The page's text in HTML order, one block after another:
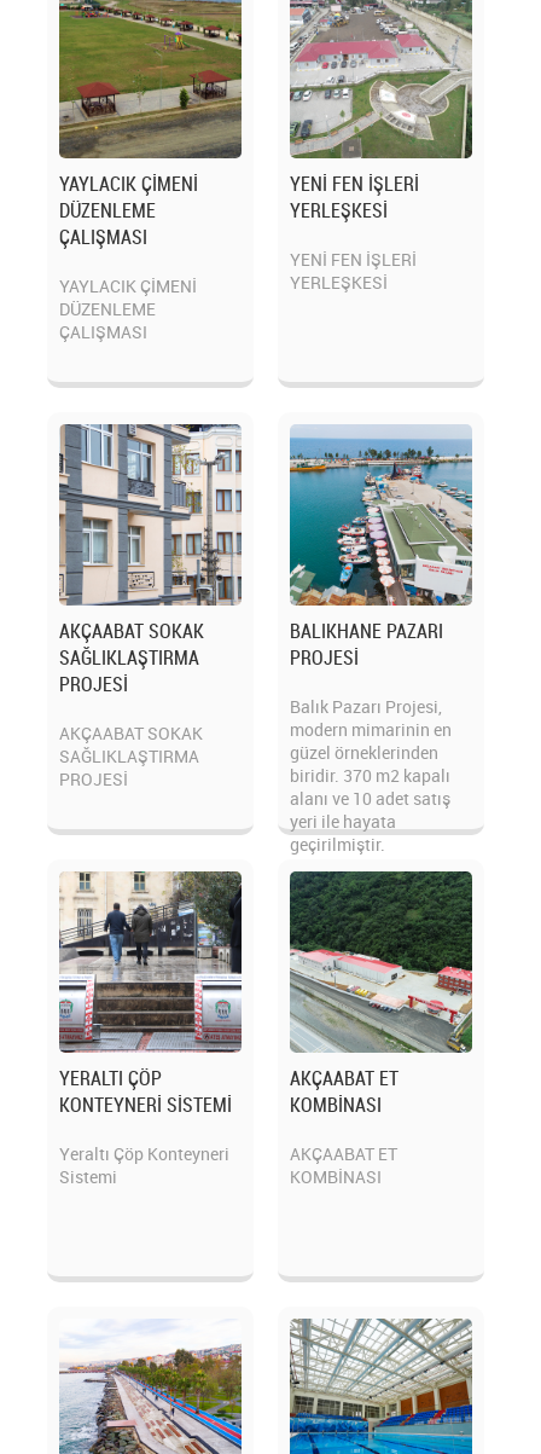
YAYLACIK ÇİMENİ
DÜZENLEME
ÇALIŞMASI
YAYLACIK ÇİMENİ
DÜZENLEME
ÇALIŞMASI
YENİ FEN İŞLERİ
YERLEŞKESİ
YENİ FEN İŞLERİ
YERLEŞKESİ
AKÇAABAT SOKAK
SAĞLIKLAŞTIRMA
PROJESİ
AKÇAABAT SOKAK
SAĞLIKLAŞTIRMA
PROJESİ
BALIKHANE PAZARI
PROJESİ
Balık Pazarı Projesi,
modern mimarinin en
güzel örneklerinden
biridir. 370 m2 kapalı
alanı ve 10 adet satış
yeri ile hayata
geçirilmiştir.
YERALTI ÇÖP
KONTEYNERİ SİSTEMİ
Yeraltı Çöp Konteyneri
Sistemi
AKÇAABAT ET
KOMBİNASI
AKÇAABAT ET
KOMBİNASI